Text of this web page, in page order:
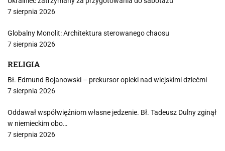
7 sierpnia 2026
Globalny Monolit: Architektura sterowanego chaosu
7 sierpnia 2026
RELIGIA
Bł. Edmund Bojanowski – prekursor opieki nad wiejskimi dziećmi
7 sierpnia 2026
Oddawał współwięźniom własne jedzenie. Bł. Tadeusz Dulny zginął
w niemieckim obo…
7 sierpnia 2026